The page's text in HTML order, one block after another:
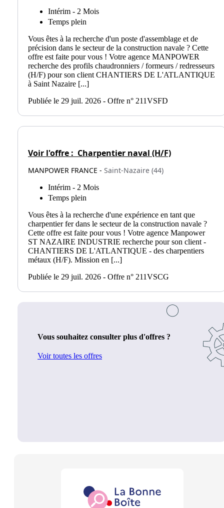
Intérim - 2 Mois
Temps plein
Vous êtes à la recherche d'un poste d'assemblage et de
précision dans le secteur de la construction navale ? Cette
offre est faite pour vous ! Votre agence MANPOWER
recherche des profils chaudronniers / formeurs / redresseurs
(H/F) pour son client CHANTIERS DE L'ATLANTIQUE
à Saint Nazaire [...]
Publiée le 29 juil. 2026 - Offre n° 211VSFD
Voir l'offre : Charpentier naval (H/F)
MANPOWER FRANCE - Saint-Nazaire (44)
Intérim - 2 Mois
Temps plein
Vous êtes à la recherche d'une expérience en tant que
charpentier fer dans le secteur de la construction navale ?
Cette offre est faite pour vous ! Votre agence Manpower
ST NAZAIRE INDUSTRIE recherche pour son client -
CHANTIERS DE L'ATLANTIQUE - des charpentiers
métaux (H/F). Mission en [...]
Publiée le 29 juil. 2026 - Offre n° 211VSCG
Vous souhaitez consulter plus d'offres ?
Voir toutes les offres